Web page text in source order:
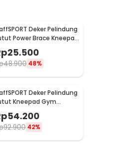
Deker Pelindung
Power Brace Kneepad
25.500
48.900 48%
Deker Pelindung
Kneepad Gym
54.200
92.900 42%